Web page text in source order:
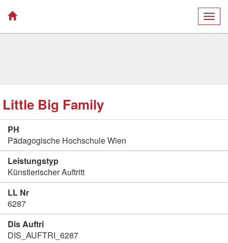
Little Big Family
PH
Pädagogische Hochschule Wien
Leistungstyp
Künstlerischer Auftritt
LL Nr
6287
Dis Auftri
DIS_AUFTRI_6287